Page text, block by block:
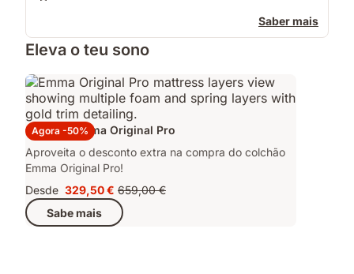
Saber mais
Eleva o teu sono
Agora -50%
Colchão Emma Original Pro
Aproveita o desconto extra na compra do colchão
Emma Original Pro!
Desde Preço
329,50 €
329,50 € Preço
original
659,00 €
659,00 €
Sabe mais